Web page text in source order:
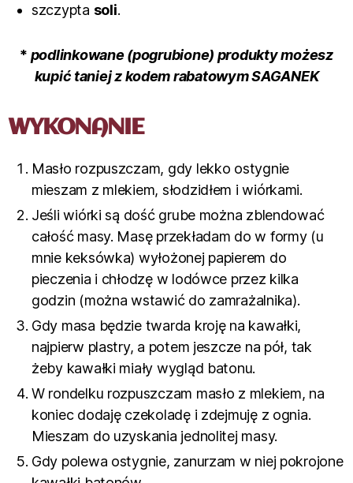
szczypta soli.
* podlinkowane (pogrubione) produkty możesz
kupić taniej z kodem rabatowym SAGANEK
WYKONANIE
Masło rozpuszczam, gdy lekko ostygnie
mieszam z mlekiem, słodzidłem i wiórkami.
Jeśli wiórki są dość grube można zblendować
całość masy. Masę przekładam do w formy (u
mnie keksówka) wyłożonej papierem do
pieczenia i chłodzę w lodówce przez kilka
godzin (można wstawić do zamrażalnika).
Gdy masa będzie twarda kroję na kawałki,
najpierw plastry, a potem jeszcze na pół, tak
żeby kawałki miały wygląd batonu.
W rondelku rozpuszczam masło z mlekiem, na
koniec dodaję czekoladę i zdejmuję z ognia.
Mieszam do uzyskania jednolitej masy.
Gdy polewa ostygnie, zanurzam w niej pokrojone